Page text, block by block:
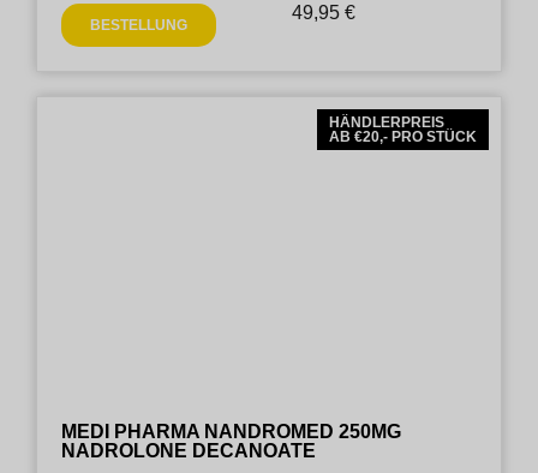
BESTELLUNG
49,95 €
HÄNDLERPREIS
AB €20,- PRO STÜCK
MEDI PHARMA NANDROMED 250MG
NADROLONE DECANOATE